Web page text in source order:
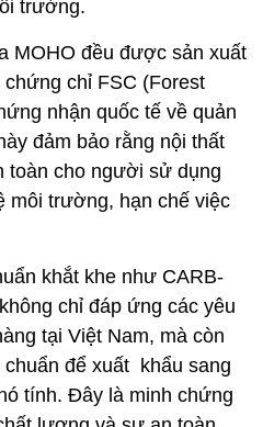
trường.
MOHO đều được sản xuất
chỉ FSC (Forest
nhận quốc tế về quản
đảm bảo rằng nội thất
toàn cho người sử dụng
môi trường, hạn chế việc
khắt khe như CARB-
chỉ đáp ứng các yêu
tại Việt Nam, mà còn
để xuất khẩu sang
tính. Đây là minh chứng